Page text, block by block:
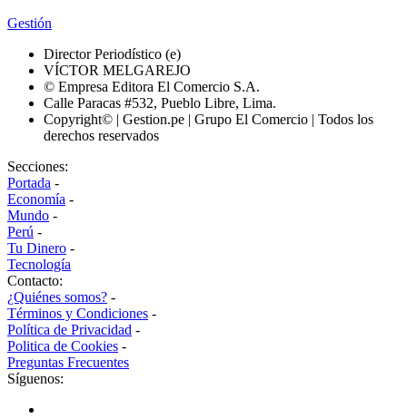
Gestión
Director Periodístico (e)
VÍCTOR MELGAREJO
© Empresa Editora El Comercio S.A.
Calle Paracas #532, Pueblo Libre, Lima.
Copyright© | Gestion.pe | Grupo El Comercio | Todos los
derechos reservados
Secciones:
Portada -
Economía -
Mundo -
Perú -
Tu Dinero -
Tecnología
Contacto:
¿Quiénes somos? -
Términos y Condiciones -
Política de Privacidad -
Politica de Cookies -
Preguntas Frecuentes
Síguenos: